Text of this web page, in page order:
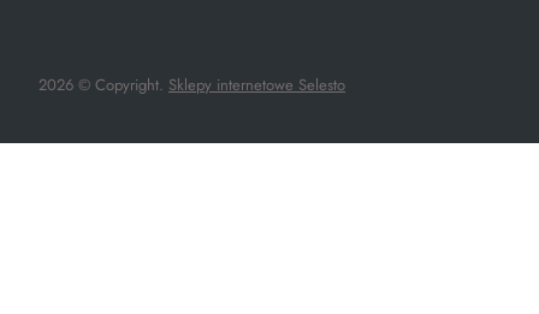
2026 © Copyright. Sklepy internetowe Selesto